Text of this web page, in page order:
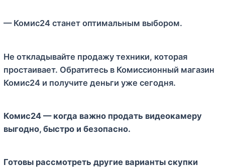
— Комис24 станет оптимальным выбором.
Не откладывайте продажу техники, которая
простаивает. Обратитесь в Комиссионный магазин
Комис24 и получите деньги уже сегодня.
Комис24 — когда важно продать видеокамеру
выгодно, быстро и безопасно.
Готовы рассмотреть другие варианты скупки